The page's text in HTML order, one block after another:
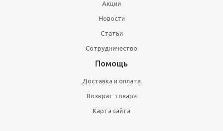
Акции
Новости
Статьи
Сотрудничество
Помощь
Доставка и оплата
Возврат товара
Карта сайта